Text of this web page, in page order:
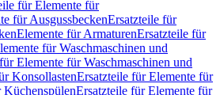
für Elemente für
für AusgussbeckenErsatzteile für
Elemente für ArmaturenErsatzteile für
für Waschmaschinen und
Elemente für Waschmaschinen und
KonsollastenErsatzteile für Elemente für
KüchenspülenErsatzteile für Elemente für